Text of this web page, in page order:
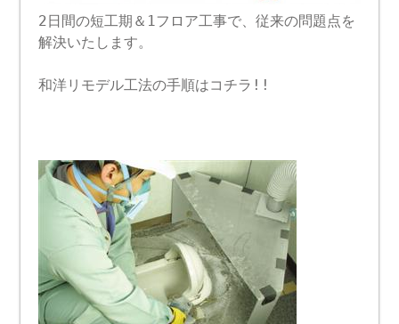
2日間の短工期＆1フロア工事で、従来の問題点を
解決いたします。
和洋リモデル工法の手順はコチラ!!